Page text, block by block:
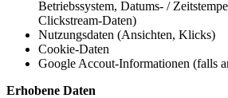
Betriebssystem, Datums- /
Clickstream-Daten)
Nutzungsdaten (Ansichten, Klicks)
Cookie-Daten
Google Accout-Informationen (falls
Erhobene Daten